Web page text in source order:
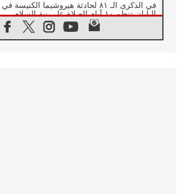
في الذكرى الـ ٨١ لحادثة هيروشيما الكنيسة في
اليابان تنظم ١٠ أيام للصلاة على نية السلام
الكنيسة في الأوروغواي: زيارة البابا ستعزز